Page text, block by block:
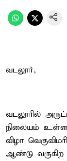
வடலூர்,
வடலூரில்
நிலையம்
விழா
ஆண்டு வருகிற